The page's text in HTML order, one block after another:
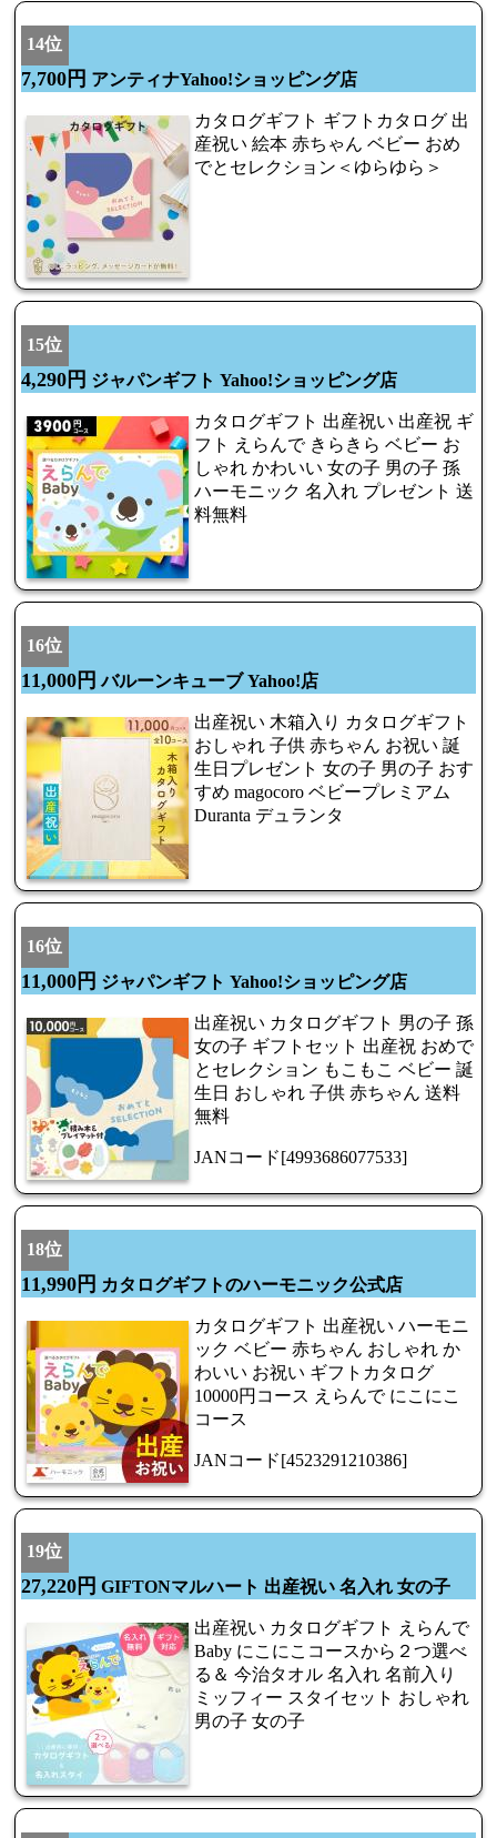
14位
7,700円 アンティナYahoo!ショッピング店
カタログギフト ギフトカタログ 出
産祝い 絵本 赤ちゃん ベビー おめ
でとセレクション＜ゆらゆら＞
15位
4,290円 ジャパンギフト Yahoo!ショッピング店
カタログギフト 出産祝い 出産祝 ギ
フト えらんで きらきら ベビー お
しゃれ かわいい 女の子 男の子 孫
ハーモニック 名入れ プレゼント 送
料無料
16位
11,000円 バルーンキューブ Yahoo!店
出産祝い 木箱入り カタログギフト
おしゃれ 子供 赤ちゃん お祝い 誕
生日プレゼント 女の子 男の子 おす
すめ magocoro ベビープレミアム
Duranta デュランタ
16位
11,000円 ジャパンギフト Yahoo!ショッピング店
出産祝い カタログギフト 男の子 孫
女の子 ギフトセット 出産祝 おめで
とセレクション もこもこ ベビー 誕
生日 おしゃれ 子供 赤ちゃん 送料
無料
JANコード[4993686077533]
18位
11,990円 カタログギフトのハーモニック公式店
カタログギフト 出産祝い ハーモニ
ック ベビー 赤ちゃん おしゃれ か
わいい お祝い ギフトカタログ
10000円コース えらんで にこにこ
コース
JANコード[4523291210386]
19位
27,220円 GIFTONマルハート 出産祝い 名入れ 女の子
出産祝い カタログギフト えらんで
Baby にこにこコースから２つ選べ
る＆ 今治タオル 名入れ 名前入り
ミッフィー スタイセット おしゃれ
男の子 女の子